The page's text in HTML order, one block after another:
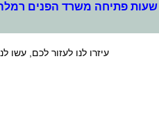
שעות פתיחה משרד הפנים
עיזרו לנו לעזור לכם, עשו